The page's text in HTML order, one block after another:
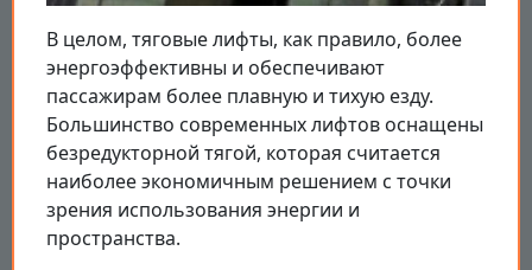
В целом, тяговые лифты, как правило, более
энергоэффективны и обеспечивают
пассажирам более плавную и тихую езду.
Большинство современных лифтов оснащены
безредукторной тягой, которая считается
наиболее экономичным решением с точки
зрения использования энергии и
пространства.